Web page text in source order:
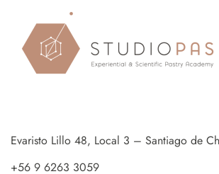
Evaristo Lillo 48, Local 3 – Santiago de
+56 9 6263 3059